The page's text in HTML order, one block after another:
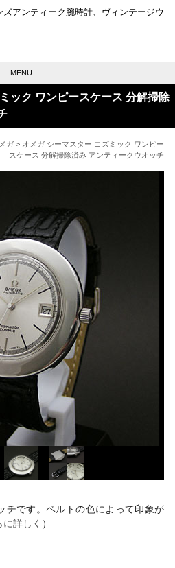
アンティーク腕時計、ヴィンテージウ
MENU
ック ワンピースケース 分解掃除
ガ > オメガ シーマスター コズミック ワンピー
スケース 分解掃除済み アンティークウオッチ
チです。ベルトの色によって印象が
に詳しく ）